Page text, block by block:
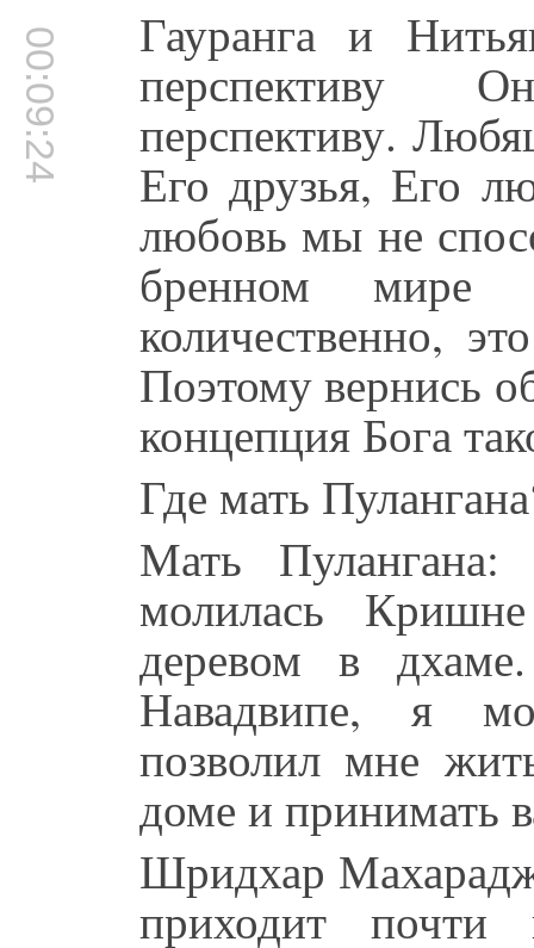
00:09:24 Гауранга и
перспективу
перспективу.
Его друзья, Его
любовь мы не
бренном мире
количественно,
Поэтому вернись
концепция Бога
Где мать
Мать
молилась
деревом в
Навадвипе, я
позволил мне
доме и принимать
Шридхар
приходит